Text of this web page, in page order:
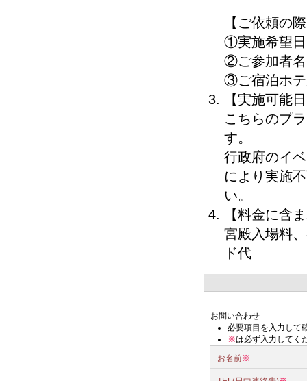
【ご依頼の
①実施希望日
②ご参加者
③ご宿泊ホテ
【実施可能
こちらのプ
す。
行政府のイ
により実施
い。
【料金に含
宮殿入場料
ド代
お問い合わせ
必要項目を入力して
※は必ず入力してく
お名前※